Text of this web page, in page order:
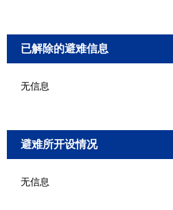
已解除的避难信息
无信息
避难所开设情况
无信息